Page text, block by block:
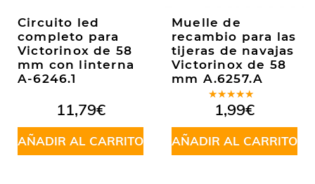
Circuito led
completo para
Victorinox de 58
mm con linterna
A-6246.1
11,79€
AÑADIR AL CARRITO
Muelle de
recambio para las
tijeras de navajas
Victorinox de 58
mm A.6257.A
Valorado
en5.00de
5
1,99€
AÑADIR AL CARRITO